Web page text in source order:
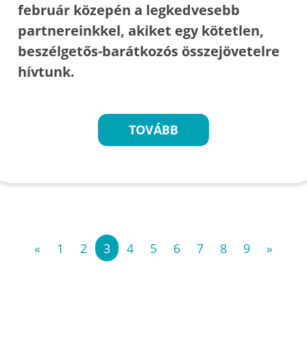
február közepén a legkedvesebb
partnereinkkel, akiket egy kötetlen,
beszélgetős-barátkozós összejövetelre
hívtunk.
TOVÁBB
« 1 2 3 4 5 6 7 8 9 »